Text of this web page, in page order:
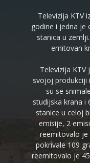
Televizija KTV
godine i jedna je
stanica u
emitovan
Televizija
svojoj produkciji
su se
studijska krana i
stanice u celoj
emisije, 2
reemitovalo je
pokrivale 109
reemitovalo je